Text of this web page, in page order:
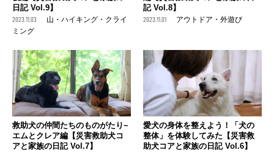
日記 Vol.9】
2023.11.03
山・ハイキング・クライ
ミング
記 Vol.8】
2023.11.01 アウトドア・外遊び
救助犬の仲間たちのものがたり~
エムとクレア編【災害救助犬コ
アと家族の日記 Vol.7】
愛犬の身体を整えよう！「犬の
整体」を体験してみた【災害救
助犬コアと家族の日記 Vol.6】